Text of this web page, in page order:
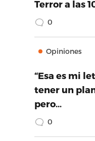
Terror a las
0
Opiniones
“Esa es mi
tener un
pero…
0